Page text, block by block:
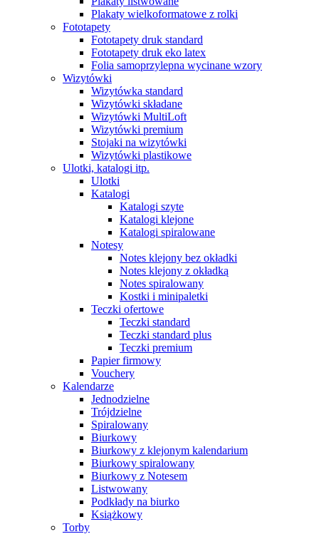
Plakaty wielkoformatowe z rolki
Fototapety
Fototapety druk standard
Fototapety druk eko latex
Folia samoprzylepna wycinane wzory
Wizytówki
Wizytówka standard
Wizytówki składane
Wizytówki MultiLoft
Wizytówki premium
Stojaki na wizytówki
Wizytówki plastikowe
Ulotki, katalogi itp.
Ulotki
Katalogi
Katalogi szyte
Katalogi klejone
Katalogi spiralowane
Notesy
Notes klejony bez okładki
Notes klejony z okładką
Notes spiralowany
Kostki i minipaletki
Teczki ofertowe
Teczki standard
Teczki standard plus
Teczki premium
Papier firmowy
Vouchery
Kalendarze
Jednodzielne
Trójdzielne
Spiralowany
Biurkowy
Biurkowy z klejonym kalendarium
Biurkowy spiralowany
Biurkowy z Notesem
Listwowany
Podkłady na biurko
Książkowy
Torby